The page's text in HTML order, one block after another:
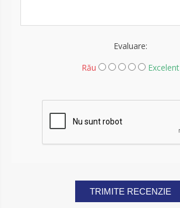
Evaluare:
Rău
Excelent
TRIMITE RECENZIE